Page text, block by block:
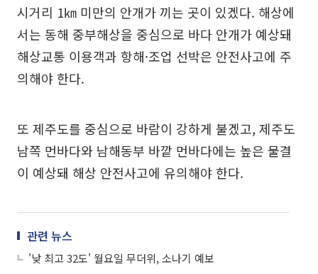
시거리 1㎞ 미만의 안개가 끼는 곳이 있겠다. 해상에
서는 동해 중부해상을 중심으로 바다 안개가 예상돼
해상교통 이용객과 항해·조업 선박은 안전사고에 주
의해야 한다.
또 제주도를 중심으로 바람이 강하게 불겠고, 제주도
남쪽 먼바다와 남해동부 바깥 먼바다에는 높은 물결
이 예상돼 해상 안전사고에 유의해야 한다.
관련 뉴스
'낮 최고 32도' 월요일 무더위, 소나기 예보